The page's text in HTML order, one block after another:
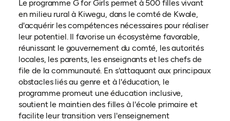
Le programme G for Girls permet à 500 filles vivant
en milieu rural à Kiwegu, dans le comté de Kwale,
d'acquérir les compétences nécessaires pour réaliser
leur potentiel. Il favorise un écosystème favorable,
réunissant le gouvernement du comté, les autorités
locales, les parents, les enseignants et les chefs de
file de la communauté. En s'attaquant aux principaux
obstacles liés au genre et à l'éducation, le
programme promeut une éducation inclusive,
soutient le maintien des filles à l'école primaire et
facilite leur transition vers l'enseignement